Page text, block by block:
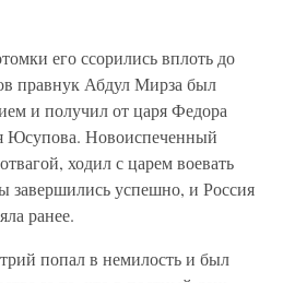
его ссорились вплоть до
правнук Абдул Мирза был
и получил от царя Федора
Юсупова. Новоиспеченный
ходил с царем воевать
успешно, и Россия
ранее.
попал в немилость и был